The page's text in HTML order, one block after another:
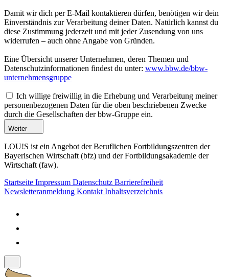
Damit wir dich per E-Mail kontaktieren dürfen, benötigen wir dein
Einverständnis zur Verarbeitung deiner Daten. Natürlich kannst du
diese Zustimmung jederzeit und mit jeder Zusendung von uns
widerrufen – auch ohne Angabe von Gründen.
Eine Übersicht unserer Unternehmen, deren Themen und
Datenschutzinformationen findest du unter: www.bbw.de/bbw-
unternehmensgruppe
Ich willige freiwillig in die Erhebung und Verarbeitung meiner
personenbezogenen Daten für die oben beschriebenen Zwecke
durch die Gesellschaften der bbw-Gruppe ein.
Weiter
LOU!S ist ein Angebot der Beruflichen Fortbildungszentren der
Bayerischen Wirtschaft (bfz) und der Fortbildungsakademie der
Wirtschaft (faw).
Startseite Impressum Datenschutz Barrierefreiheit
Newsletteranmeldung Kontakt Inhaltsverzeichnis